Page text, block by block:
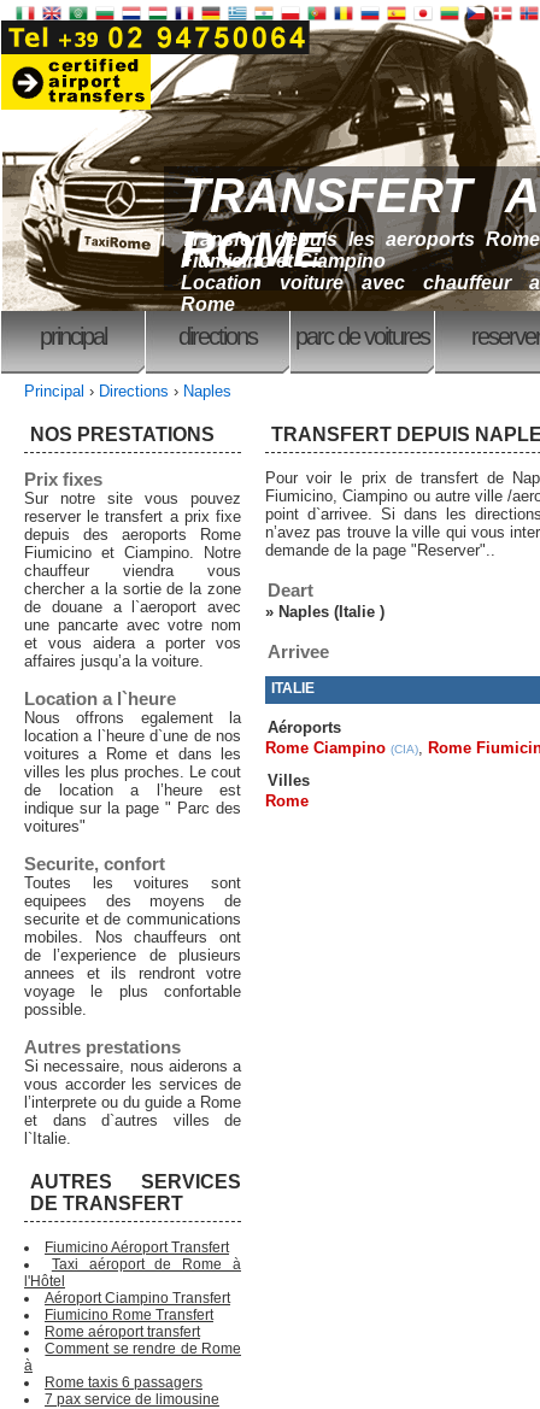
TRANSFERT A
ROME
Transfert depuis les aeroports Rome
Fiumicino et Ciampino
Location voiture avec chauffeur a
Rome
principal directions parc de voitures reserver
Principal › Directions › Naples
TRANSFERT DEPUIS
Pour voir le prix de transfert de
Fiumicino, Ciampino ou autre ville /
point d`arrivee. Si dans les
n’avez pas trouve la ville qui vous
demande de la page "Reserver"..
Deart
» Naples (Italie )
Arrivee
ITALIE
Aéroports
Rome Ciampino (CIA), Rome
Villes
Rome
NOS PRESTATIONS
Prix fixes
Sur notre site vous pouvez
reserver le transfert a prix fixe
depuis des aeroports Rome
Fiumicino et Ciampino. Notre
chauffeur viendra vous
chercher a la sortie de la zone
de douane a l`aeroport avec
une pancarte avec votre nom
et vous aidera a porter vos
affaires jusqu’a la voiture.
Location a l`heure
Nous offrons egalement la
location a l`heure d`une de nos
voitures a Rome et dans les
villes les plus proches. Le cout
de location a l’heure est
indique sur la page " Parc des
voitures"
Securite, confort
Toutes les voitures sont
equipees des moyens de
securite et de communications
mobiles. Nos chauffeurs ont
de l’experience de plusieurs
annees et ils rendront votre
voyage le plus confortable
possible.
Autres prestations
Si necessaire, nous aiderons a
vous accorder les services de
l’interprete ou du guide a Rome
et dans d`autres villes de
l`Italie.
AUTRES SERVICES
DE TRANSFERT
Fiumicino Aéroport Transfert
Taxi aéroport de Rome à
l'Hôtel
Aéroport Ciampino Transfert
Fiumicino Rome Transfert
Rome aéroport transfert
Comment se rendre de Rome
à
Rome taxis 6 passagers
7 pax service de limousine